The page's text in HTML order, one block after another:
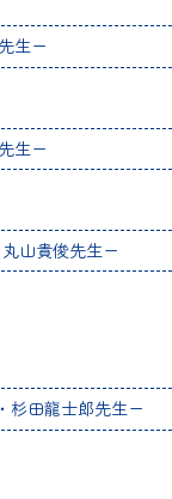
生ー
生ー
山貴俊先生ー
杉田龍士郎先生ー